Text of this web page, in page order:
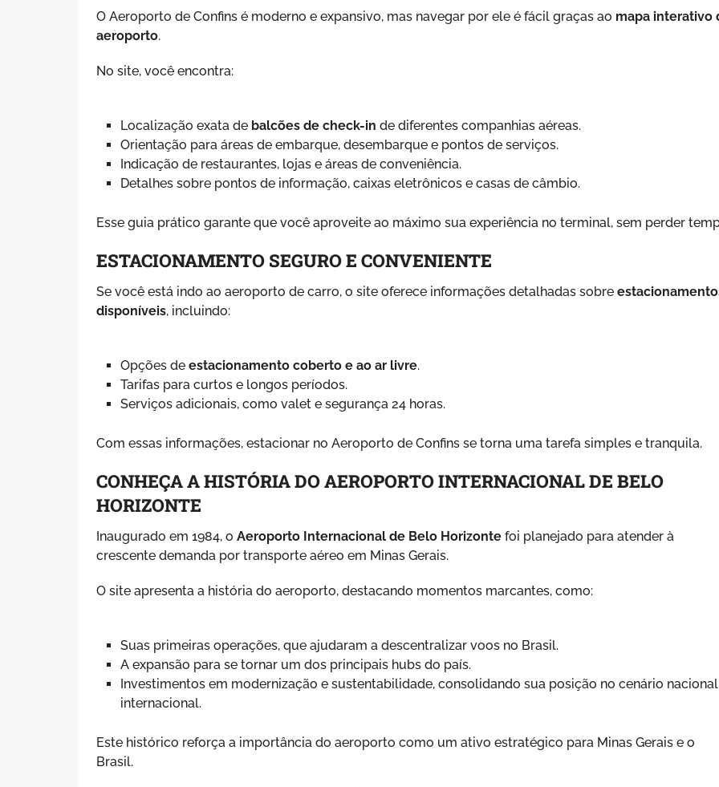
O Aeroporto de Confins é moderno e expansivo, mas navegar por ele é fácil graças ao mapa interativo
aeroporto.
No site, você encontra:
Localização exata de balcões de check-in de diferentes companhias aéreas.
Orientação para áreas de embarque, desembarque e pontos de serviços.
Indicação de restaurantes, lojas e áreas de conveniência.
Detalhes sobre pontos de informação, caixas eletrônicos e casas de câmbio.
Esse guia prático garante que você aproveite ao máximo sua experiência no terminal, sem perder
ESTACIONAMENTO SEGURO E CONVENIENTE
Se você está indo ao aeroporto de carro, o site oferece informações detalhadas sobre
disponíveis, incluindo:
Opções deestacionamento coberto e ao ar livre.
Tarifas para curtos e longos períodos.
Serviços adicionais, como valet e segurança 24 horas.
Com essas informações, estacionar no Aeroporto de Confins se torna uma tarefa simples e tranquila.
CONHEÇA A HISTÓRIA DO AEROPORTO INTERNACIONAL DE BELO
HORIZONTE
Inaugurado em 1984, oAeroporto Internacional de Belo Horizonte foi planejado para atender à
crescente demanda por transporte aéreo em Minas Gerais.
O site apresenta a história do aeroporto, destacando momentos marcantes, como:
Suas primeiras operações, que ajudaram a descentralizar voos no Brasil.
A expansão para se tornar um dos principais hubs do país.
Investimentos em modernização e sustentabilidade, consolidando sua posição no cenário
internacional.
Este histórico reforça a importância do aeroporto como um ativo estratégico para Minas Gerais e o
Brasil.